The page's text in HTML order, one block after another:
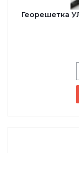
Георешетка